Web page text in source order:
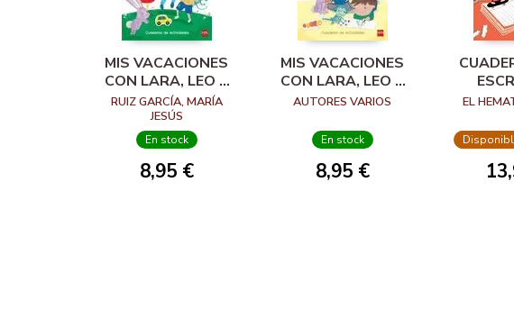
MIS VACACIONES
CON LARA, LEO Y
LUIS. 4 AÑOS
RUIZ GARCÍA, MARÍA
JESÚS
En stock
8,95 €
MIS VACACIONES
CON LARA, LEO Y
LUIS. 5 AÑOS
AUTORES VARIOS
En stock
8,95 €
EL